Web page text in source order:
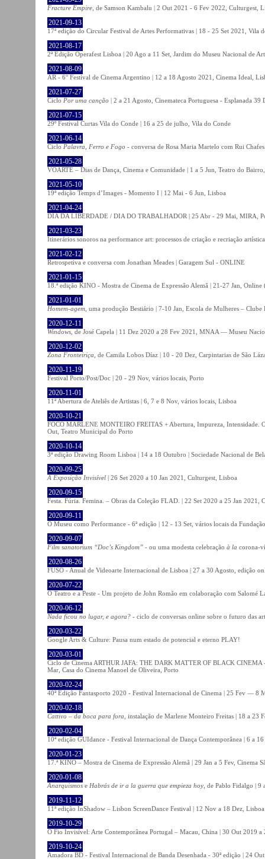
Fracture Empire , de Samson Kambalu | 2 Out 2021 - 6 Fev 2022, Culturgest,
2021-09-13
17ª edição do Circular Festival de Artes Performativas | 18 - 25 Set 2021, Vila
2021-08-17
2ª Edição Operafest Lisboa | 20 Ago a 11 Set, Jardim do Museu Nacional de
2021-08-09
AR - 6° Festival de Cinema Argentino | 12 a 18 Agosto 2021, Cinema Ideal,
2021-07-27
Ciclo Por uma canção | 2 a 21 Agosto, Cinemateca Portuguesa - Esplanada 39
2021-07-15
29º Festival Curtas Vila do Conde | 16 a 25 de julho, Vila do Conde
2021-06-14
Ciclo Palavra, Ferro e Fogo - conversa de Rosa Maria Martelo com Rui
2021-05-28
VOARTE – Dias de Dança, Cinema e Comunidade | 1 a 5 Jun, Teatro do
2021-05-10
19ª edição Temps d’Images - Momento I | 12 Mai - 6 Jun, Lisboa
2021-04-24
DIA DA LIBERDADE / DIA DO TRABALHADOR | 25 Abr - 29 Mai, MIRA,
2021-03-23
Itinerários sonoros na performance art: processos de criação e recriação
2021-02-12
Retrospetiva e conversa com Jonathan Meades | Garagem Sul - ONLINE
2021-01-15
18.ª edição KINO - Mostra de Cinema de Expressão Alemã | 21-27 Jan,
2021-01-01
Homem-agem , uma produção Bestiário | 7-10 Jan, Escola de Mulheres – Clube
2020-12-11
Windows , de José Capela | 11 Dez 2020 a 28 Fev 2021, MNAA — Museu
2020-12-02
Zona Fronteiriça , de Camila Lobos Díaz | 10 - 20 Dez, Carpintarias de São
2020-11-19
Festival Porto/Post/Doc | 20 - 29 Nov, vários locais, Porto
2020-11-01
11ª Abertura de Ateliês de Artistas | 6, 7 e 8 Nov, vários locais, Lisboa
2020-10-21
FOCO MARLENE MONTEIRO FREITAS + Abertura, Impureza, Intensidade.
Out, Teatro Municipal do Porto
2020-10-14
3ª edição Drawing Room Lisboa | 14 a 18 Outubro | Sociedade Nacional de
2020-09-25
A Exposição Invisível | 26 Set 2020 a 10 Jan 2021, Culturgest, Lisboa
2020-09-15
Festa. Fúria. Femina. – Obras da Coleção FLAD. | 22 Set 2020 a 25 Jan
2020-09-11
O Museu como Performance - 6ª edição | 12 - 13 Set, vários locais da
2020-09-07
Film sanatorium “Doc’s Kingdom” - ou uma modesta celebração à la corona-
2020-08-26
FUSO - Anual de Videoarte Internacional de Lisboa | 27 a 30 Agosto, edição
2020-07-22
O Teatro e a Peste - Um projeto de John Romão em colaboração com Salomé
2020-06-12
Nada ficou no lugar, e agora? - ciclo de conversas online sobre o futuro das
2020-03-22
Google Arts & Culture: Pausa num estado de potencial e eterno PLAY!
2020-03-01
Ciclo de Cinema ARTHUR JAFA: THE DARK MATTER OF BLACK
Mar, Casa do Cinema Manoel de Oliveira, Porto
2020-02-24
40ª Edição Fantasporto 2020 - Festival Internacional de Cinema | 25 Fev — 8
2020-02-18
Cattivo – da boca para fora , instalação de Marlene Monteiro Freitas | 18 a
2020-02-04
10ª edição GUIdance - Festival Internacional de Dança Contemporânea | 6 a
2020-01-23
17.ª KINO – Mostra de Cinema de Expressão Alemã | 29 Jan a 5 Fev, Cinema
2020-01-08
Anarquismos e Habrás de ir a la guerra que empieza hoy , de Pablo Fidalgo |
2019-11-12
11ª edição InShadow – Lisbon ScreenDance Festival | 12 Nov a 18 Dez, Lisboa
2019-10-29
O Fio Invisível: Arte Contemporânea Portugal – Macau, China | 30 Out 2019
2019-10-24
Amadora BD - Festival Internacional de Banda Desenhada - 30ª edição | 24